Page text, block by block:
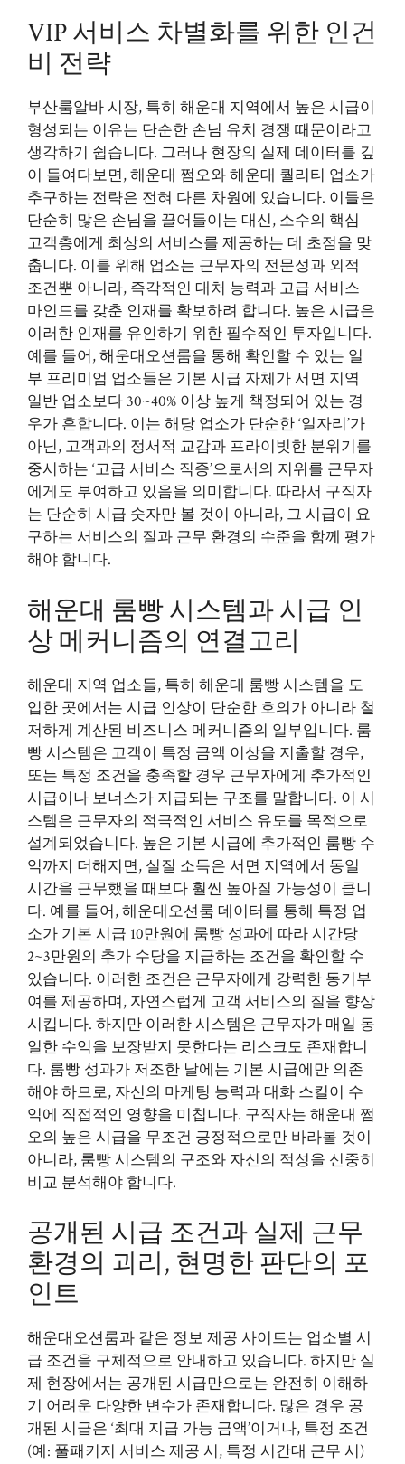
VIP 서비스 차별화를 위한 인건
비 전략
부산룸알바 시장, 특히 해운대 지역에서 높은 시급이
형성되는 이유는 단순한 손님 유치 경쟁 때문이라고
생각하기 쉽습니다. 그러나 현장의 실제 데이터를 깊
이 들여다보면, 해운대 쩜오와 해운대 퀄리티 업소가
추구하는 전략은 전혀 다른 차원에 있습니다. 이들은
단순히 많은 손님을 끌어들이는 대신, 소수의 핵심
고객층에게 최상의 서비스를 제공하는 데 초점을 맞
춥니다. 이를 위해 업소는 근무자의 전문성과 외적
조건뿐 아니라, 즉각적인 대처 능력과 고급 서비스
마인드를 갖춘 인재를 확보하려 합니다. 높은 시급은
이러한 인재를 유인하기 위한 필수적인 투자입니다.
예를 들어, 해운대오션룸을 통해 확인할 수 있는 일
부 프리미엄 업소들은 기본 시급 자체가 서면 지역
일반 업소보다 30~40% 이상 높게 책정되어 있는 경
우가 흔합니다. 이는 해당 업소가 단순한 ‘일자리’가
아닌, 고객과의 정서적 교감과 프라이빗한 분위기를
중시하는 ‘고급 서비스 직종’으로서의 지위를 근무자
에게도 부여하고 있음을 의미합니다. 따라서 구직자
는 단순히 시급 숫자만 볼 것이 아니라, 그 시급이 요
구하는 서비스의 질과 근무 환경의 수준을 함께 평가
해야 합니다.
해운대 룸빵 시스템과 시급 인
상 메커니즘의 연결고리
해운대 지역 업소들, 특히 해운대 룸빵 시스템을 도
입한 곳에서는 시급 인상이 단순한 호의가 아니라 철
저하게 계산된 비즈니스 메커니즘의 일부입니다. 룸
빵 시스템은 고객이 특정 금액 이상을 지출할 경우,
또는 특정 조건을 충족할 경우 근무자에게 추가적인
시급이나 보너스가 지급되는 구조를 말합니다. 이 시
스템은 근무자의 적극적인 서비스 유도를 목적으로
설계되었습니다. 높은 기본 시급에 추가적인 룸빵 수
익까지 더해지면, 실질 소득은 서면 지역에서 동일
시간을 근무했을 때보다 훨씬 높아질 가능성이 큽니
다. 예를 들어, 해운대오션룸 데이터를 통해 특정 업
소가 기본 시급 10만원에 룸빵 성과에 따라 시간당
2~3만원의 추가 수당을 지급하는 조건을 확인할 수
있습니다. 이러한 조건은 근무자에게 강력한 동기부
여를 제공하며, 자연스럽게 고객 서비스의 질을 향상
시킵니다. 하지만 이러한 시스템은 근무자가 매일 동
일한 수익을 보장받지 못한다는 리스크도 존재합니
다. 룸빵 성과가 저조한 날에는 기본 시급에만 의존
해야 하므로, 자신의 마케팅 능력과 대화 스킬이 수
익에 직접적인 영향을 미칩니다. 구직자는 해운대 쩜
오의 높은 시급을 무조건 긍정적으로만 바라볼 것이
아니라, 룸빵 시스템의 구조와 자신의 적성을 신중히
비교 분석해야 합니다.
공개된 시급 조건과 실제 근무
환경의 괴리, 현명한 판단의 포
인트
해운대오션룸과 같은 정보 제공 사이트는 업소별 시
급 조건을 구체적으로 안내하고 있습니다. 하지만 실
제 현장에서는 공개된 시급만으로는 완전히 이해하
기 어려운 다양한 변수가 존재합니다. 많은 경우 공
개된 시급은 ‘최대 지급 가능 금액’이거나, 특정 조건
(예: 풀패키지 서비스 제공 시, 특정 시간대 근무 시)